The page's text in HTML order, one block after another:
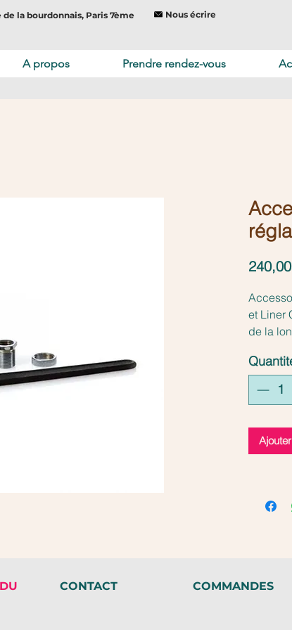
de la bourdonnais, Paris 7ème Nous écrire
et Liner
de la
A propos Prendre rendez-vous
CONTACT COMMANDES